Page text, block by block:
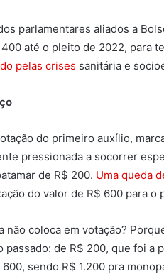
parlamentares aliados a
400 até o pleito de 2022, para
pelas crises sanitária e
do primeiro auxílio,
pressionada a socorrer
de R$ 200. Uma queda
do valor de R$ 600 para
não coloca em votação?
passado: de R$ 200, que foi a
sendo R$ 1.200 pra